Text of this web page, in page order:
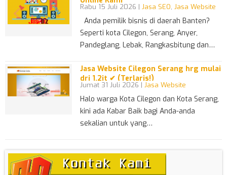
Rabu 15 Juli 2026 | Jasa SEO, Jasa Website
Anda pemilik bisnis di daerah Banten?
Seperti kota Cilegon, Serang, Anyer,
Pandeglang, Lebak, Rangkasbitung dan…
Jasa Website Cilegon Serang hrg mulai
dri 1.2jt ✔ (Terlaris!)
Jumat 31 Juli 2026 | Jasa Website
Halo warga Kota Cilegon dan Kota Serang,
kini ada Kabar Baik bagi Anda-anda
sekalian untuk yang…